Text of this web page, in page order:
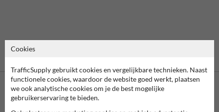
Cookies
TrafficSupply gebruikt cookies en vergelijkbare technieken. Naast
functionele cookies, waardoor de website goed werkt, plaatsen
we ook analytische cookies om je de best mogelijke
gebruikerservaring te bieden.